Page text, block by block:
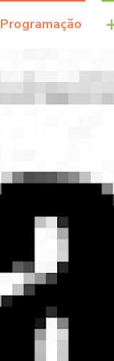
Programação